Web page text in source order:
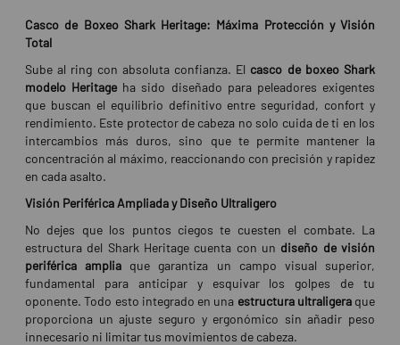
Casco de Boxeo Shark Heritage: Máxima Protección y Visión
Total
Sube al ring con absoluta confianza. El casco de boxeo Shark
modelo Heritage ha sido diseñado para peleadores exigentes
que buscan el equilibrio definitivo entre seguridad, confort y
rendimiento. Este protector de cabeza no solo cuida de ti en los
intercambios más duros, sino que te permite mantener la
concentración al máximo, reaccionando con precisión y rapidez
en cada asalto.
Visión Periférica Ampliada y Diseño Ultraligero
No dejes que los puntos ciegos te cuesten el combate. La
estructura del Shark Heritage cuenta con un diseño de visión
periférica amplia que garantiza un campo visual superior,
fundamental para anticipar y esquivar los golpes de tu
oponente. Todo esto integrado en una estructura ultraligeraque
proporciona un ajuste seguro y ergonómico sin añadir peso
innecesario ni limitar tus movimientos de cabeza.